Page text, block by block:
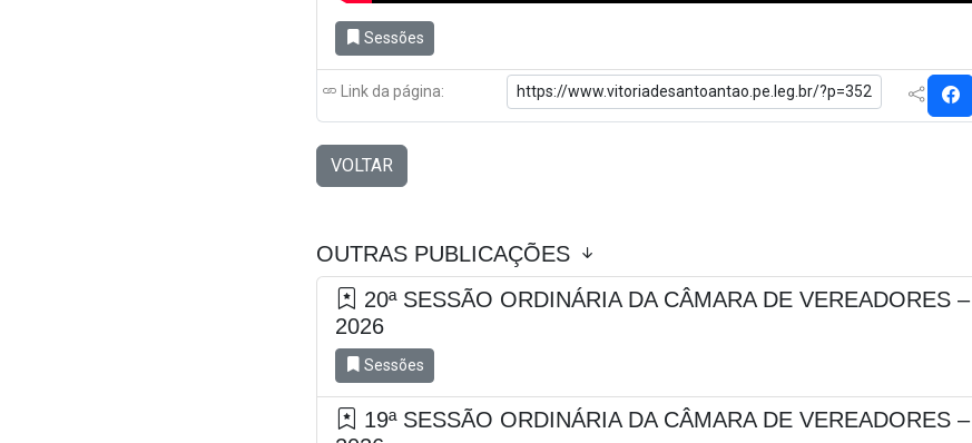
Sessões
Link da página:
VOLTAR
OUTRAS PUBLICAÇÕES
20ª SESSÃO ORDINÁRIA DA CÂMARA DE VEREADORES –
2026
Sessões
19ª SESSÃO ORDINÁRIA DA CÂMARA DE VEREADORES –